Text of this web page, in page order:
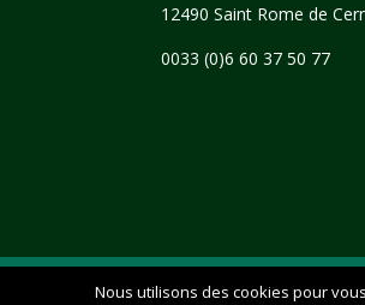
12490 Saint Rome de
0033 (0)6 60 37 50 77
credits Remi Bosquart -
Nous utilisons des cookies pour